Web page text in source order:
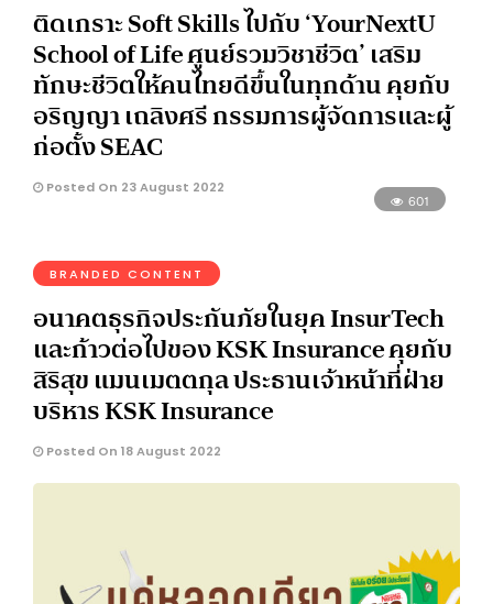
ติดเกราะ Soft Skills ไปกับ ‘YourNextU
School of Life ศูนย์รวมวิชาชีวิต’ เสริม
ทักษะชีวิตให้คนไทยดีขึ้นในทุกด้าน คุยกับ
อริญญา เถลิงศรี กรรมการผู้จัดการและผู้
ก่อตั้ง SEAC
Posted On 23 August 2022
601
BRANDED CONTENT
อนาคตธุรกิจประกันภัยในยุค InsurTech
และก้าวต่อไปของ KSK Insurance คุยกับ
สิริสุข แมนเมตตกุล ประธานเจ้าหน้าที่ฝ่าย
บริหาร KSK Insurance
Posted On 18 August 2022